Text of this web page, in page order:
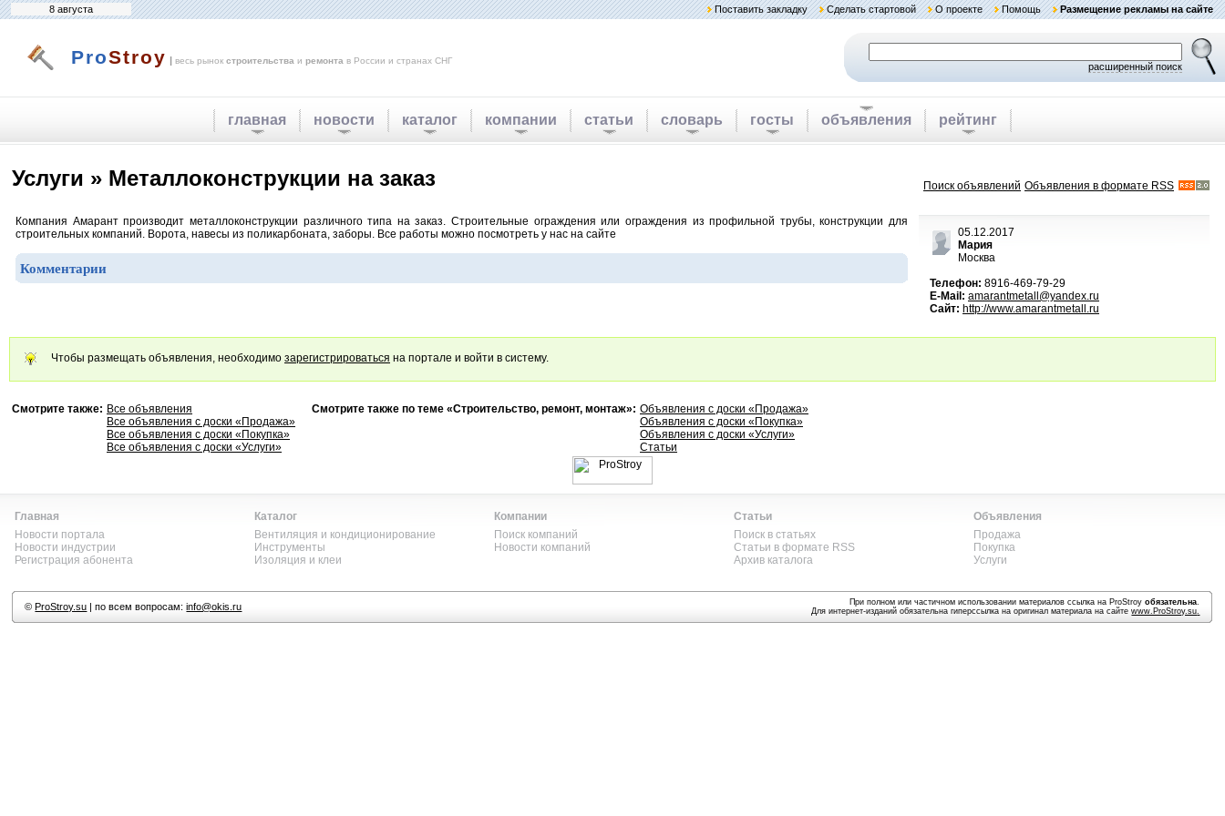
8 августа Поставить закладку Сделать стартовой О проекте Помощь Размещение рекламы на сайте
ProStroy | весь рынок строительства и ремонта в России и странах СНГ
расширенный поиск
главная новости каталог компании статьи словарь госты объявления рейтинг
Услуги » Металлоконструкции на заказ Поиск объявлений Объявления в формате RSS
Компания Амарант производит металлоконструкции различного типа на заказ. Строительные ограждения или ограждения из профильной трубы, конструкции для
строительных компаний. Ворота, навесы из поликарбоната, заборы. Все работы можно посмотреть у нас на сайте
Комментарии
05.12.2017
Мария
Москва
Телефон: 8916-469-79-29
E-Mail: amarantmetall@yandex.ru
Сайт: http://www.amarantmetall.ru
Чтобы размещать объявления, необходимо зарегистрироваться на портале и войти в систему.
Смотрите также: Все объявления
Все объявления с доски «Продажа»
Все объявления с доски «Покупка»
Все объявления с доски «Услуги»
Смотрите также по теме «Строительство, ремонт, монтаж»: Объявления с доски «Продажа»
Объявления с доски «Покупка»
Объявления с доски «Услуги»
Статьи
Главная
Новости портала
Новости индустрии
Регистрация абонента
Каталог
Вентиляция и кондиционирование
Инструменты
Изоляция и клеи
Компании
Поиск компаний
Новости компаний
Статьи
Поиск в статьях
Статьи в формате RSS
Архив каталога
Объявления
Продажа
Покупка
Услуги
©ProStroy.su | по всем вопросам:info@okis.ru При полном или частичном использовании материалов ссылка на ProStroyобязательна.
Для интернет-изданий обязательна гиперссылка на оригинал материала на сайтеwww.ProStroy.su.